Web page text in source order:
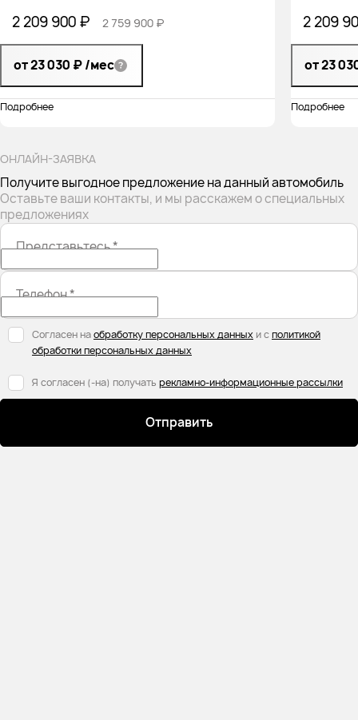
2 209 900 ₽ 2 759 900 ₽
от 23 030 ₽/мес
Подробнее
2 209
от 23
Подробнее
ОНЛАЙН-ЗАЯВКА
Получите выгодное предложение на данный автомобиль
Оставьте ваши контакты, и мы расскажем о специальных
предложениях
Представьтесь*
Телефон*
Согласен наобработку персональных данных и сполитикой
обработки персональных данных
Я согласен (-на) получать рекламно-информационные рассылки
Отправить